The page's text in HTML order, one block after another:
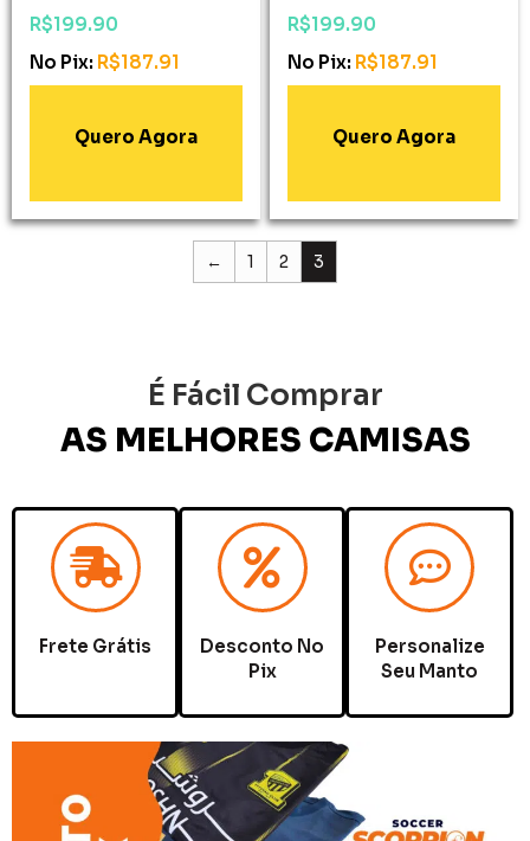
R$199.90
No Pix: R$187.91
R$199.90
No Pix: R$187.91
← 1 2 3
É Fácil Comprar
AS MELHORES CAMISAS
Frete Grátis
Desconto No
Pix
Personalize
Seu Manto